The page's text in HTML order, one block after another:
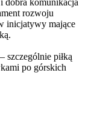
rozwoju
inicjatywy mające
szczególnie piłką
po górskich